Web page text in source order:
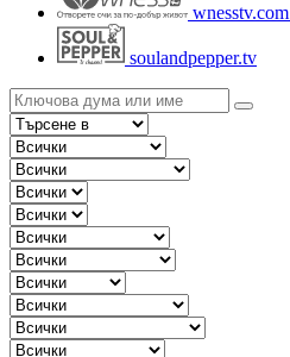
wnesstv.com
soulandpepper.tv